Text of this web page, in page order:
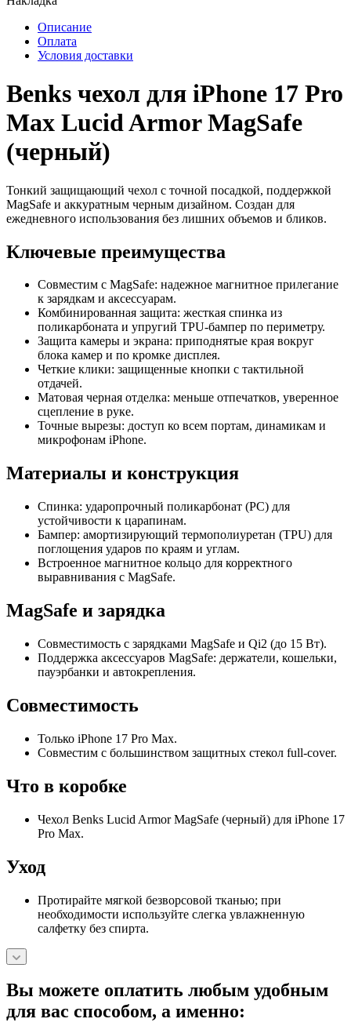
Описание
Оплата
Условия доставки
Benks чехол для iPhone 17 Pro
Max Lucid Armor MagSafe
(черный)
Тонкий защищающий чехол с точной посадкой, поддержкой
MagSafe и аккуратным черным дизайном. Создан для
ежедневного использования без лишних объемов и бликов.
Ключевые преимущества
Совместим с MagSafe: надежное магнитное прилегание
к зарядкам и аксессуарам.
Комбинированная защита: жесткая спинка из
поликарбоната и упругий TPU-бампер по периметру.
Защита камеры и экрана: приподнятые края вокруг
блока камер и по кромке дисплея.
Четкие клики: защищенные кнопки с тактильной
отдачей.
Матовая черная отделка: меньше отпечатков, уверенное
сцепление в руке.
Точные вырезы: доступ ко всем портам, динамикам и
микрофонам iPhone.
Материалы и конструкция
Спинка: ударопрочный поликарбонат (PC) для
устойчивости к царапинам.
Бампер: амортизирующий термополиуретан (TPU) для
поглощения ударов по краям и углам.
Встроенное магнитное кольцо для корректного
выравнивания с MagSafe.
MagSafe и зарядка
Совместимость с зарядками MagSafe и Qi2 (до 15 Вт).
Поддержка аксессуаров MagSafe: держатели, кошельки,
пауэрбанки и автокрепления.
Совместимость
Только iPhone 17 Pro Max.
Совместим с большинством защитных стекол full-cover.
Что в коробке
Чехол Benks Lucid Armor MagSafe (черный) для iPhone 17
Pro Max.
Уход
Протирайте мягкой безворсовой тканью; при
необходимости используйте слегка увлажненную
салфетку без спирта.
Вы можете оплатить любым удобным
для вас способом, а именно: